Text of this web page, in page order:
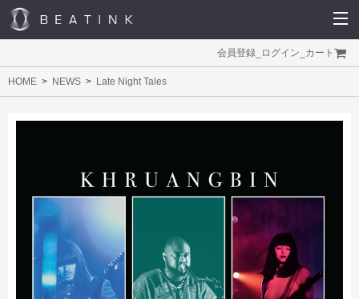
会員登録 ログイン カート
HOME NEWS Late Night Tales